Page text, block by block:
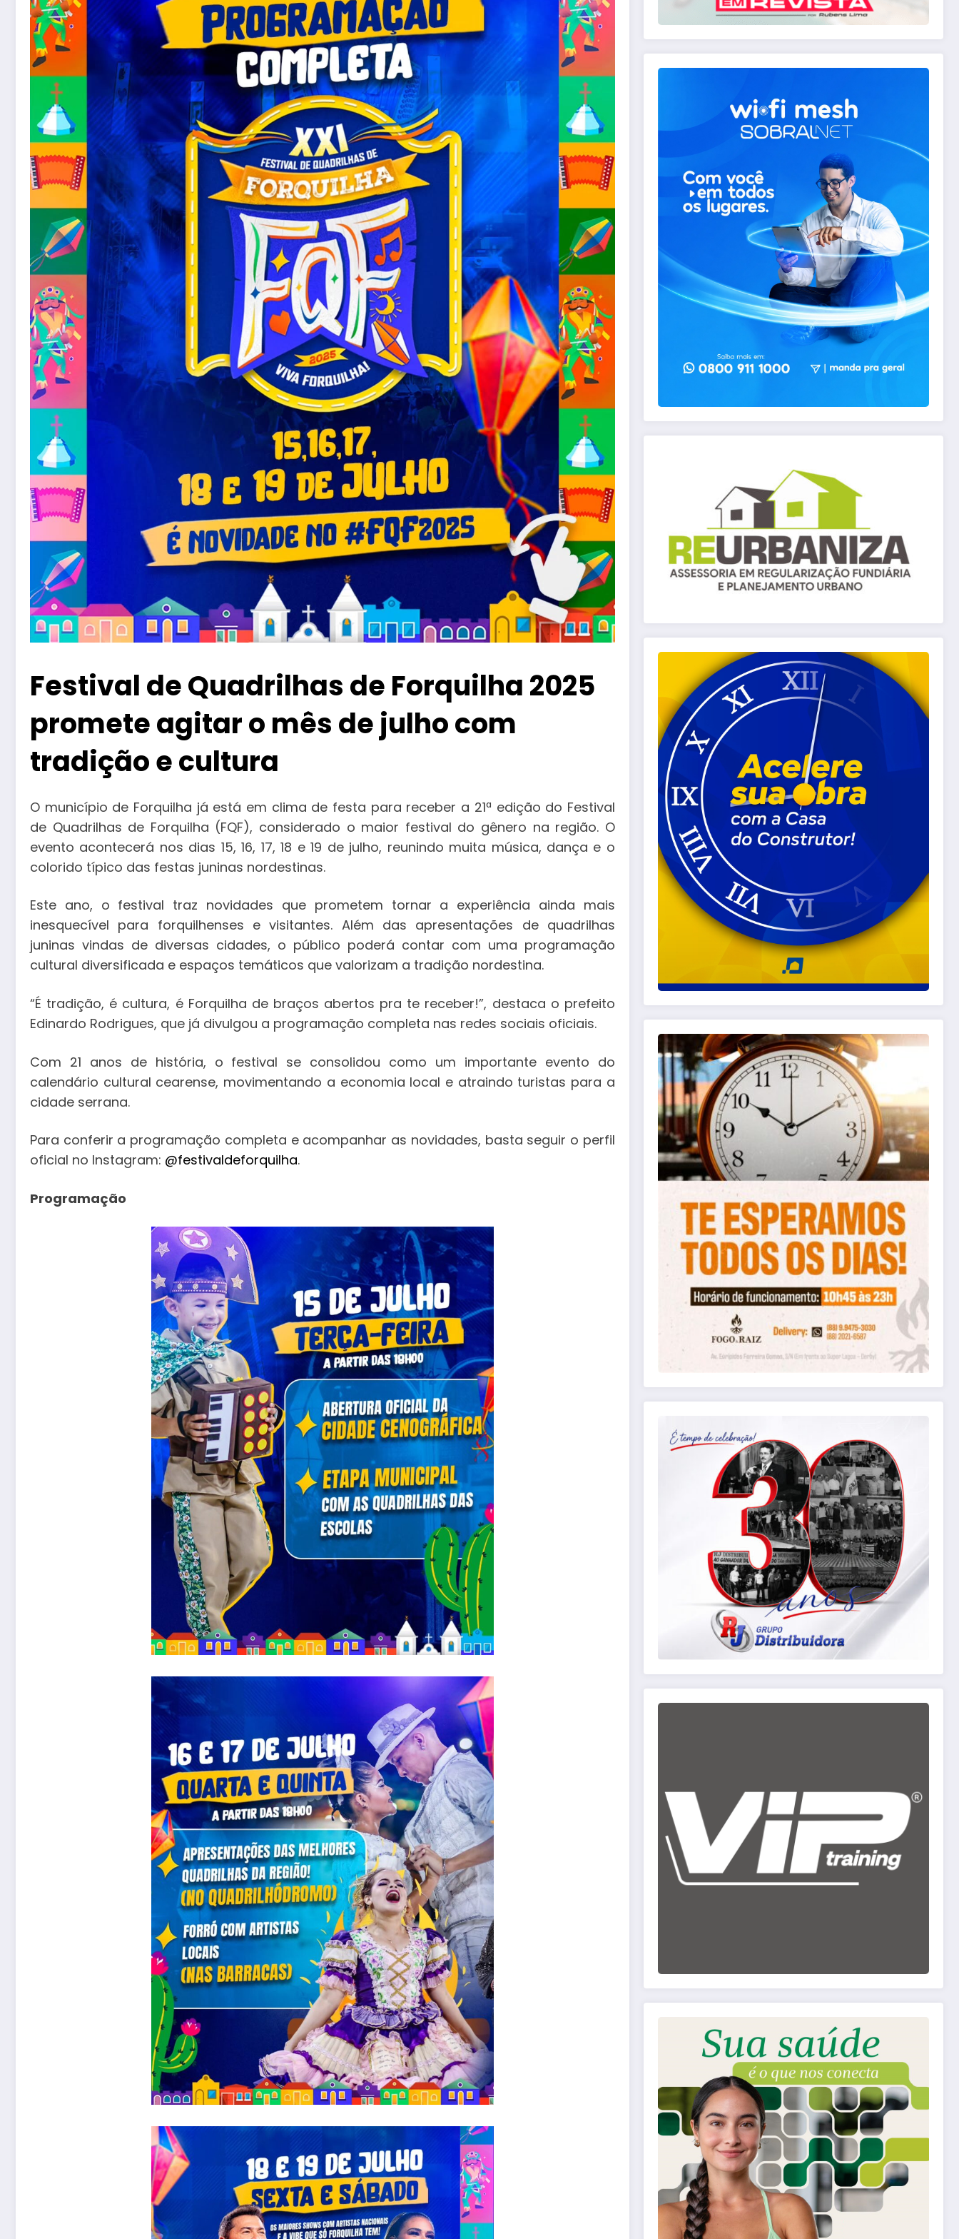
Festival de Quadrilhas de Forquilha 2025
promete agitar o mês de julho com
tradição e cultura
O município de Forquilha já está em clima de festa para receber a 21ª edição do Festival
de Quadrilhas de Forquilha (FQF), considerado o maior festival do gênero na região. O
evento acontecerá nos dias 15, 16, 17, 18 e 19 de julho, reunindo muita música, dança e o
colorido típico das festas juninas nordestinas.
Este ano, o festival traz novidades que prometem tornar a experiência ainda mais
inesquecível para forquilhenses e visitantes. Além das apresentações de quadrilhas
juninas vindas de diversas cidades, o público poderá contar com uma programação
cultural diversificada e espaços temáticos que valorizam a tradição nordestina.
“É tradição, é cultura, é Forquilha de braços abertos pra te receber!”, destaca o prefeito
Edinardo Rodrigues, que já divulgou a programação completa nas redes sociais oficiais.
Com 21 anos de história, o festival se consolidou como um importante evento do
calendário cultural cearense, movimentando a economia local e atraindo turistas para a
cidade serrana.
Para conferir a programação completa e acompanhar as novidades, basta seguir o perfil
oficial no Instagram: @festivaldeforquilha.
Programação